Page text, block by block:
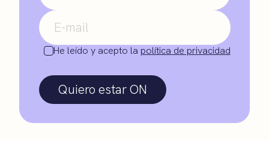
He leído y acepto la política de privacidad
Quiero estar ON